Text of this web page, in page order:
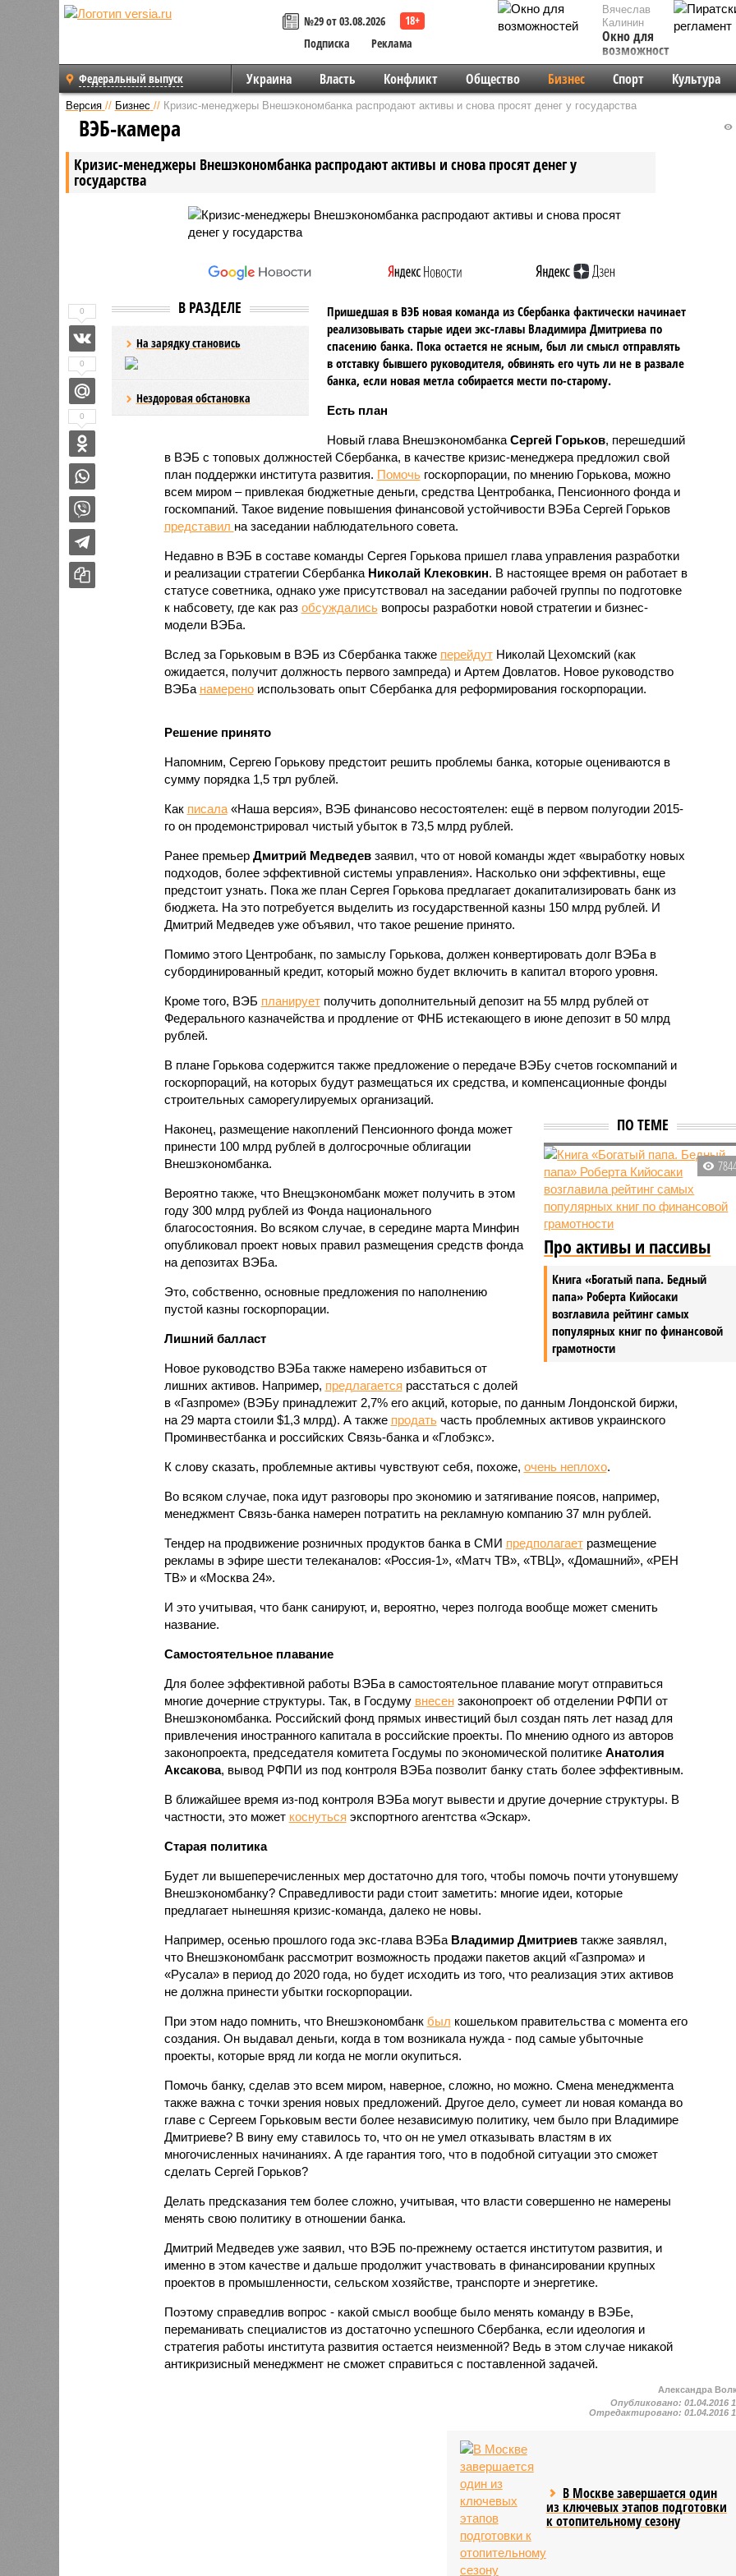
№29 от 03.08.2026
Подписка
Реклама
Вячеслав
Калинин
Окно для
возможностей
Федеральный выпуск Украина Власть Конфликт Общество Бизнес Спорт Культура
Версия // Бизнес // Кризис-менеджеры Внешэкономбанка распродают активы и снова просят денег у государства
Кризис-менеджеры Внешэкономбанка распродают активы и снова просят денег у
государства
ВЭБ-камера
В РАЗДЕЛЕ
На зарядку становись
Нездоровая обстановка
Пришедшая в ВЭБ новая команда из Сбербанка фактически начинает
реализовывать старые идеи экс-главы Владимира Дмитриева по
спасению банка. Пока остается не ясным, был ли смысл отправлять
в отставку бывшего руководителя, обвинять его чуть ли не в развале
банка, если новая метла собирается мести по-старому.
Есть план
Новый глава Внешэкономбанка Сергей Горьков, перешедший
в ВЭБ с топовых должностей Сбербанка, в качестве кризис-менеджера предложил свой
план поддержки института развития. Помочьгоскорпорации, по мнению Горькова, можно
всем миром – привлекая бюджетные деньги, средства Центробанка, Пенсионного фонда и
госкомпаний. Такое видение повышения финансовой устойчивости ВЭБа Сергей Горьков
представил на заседании наблюдательного совета.
Недавно в ВЭБ в составе команды Сергея Горькова пришел глава управления разработки
и реализации стратегии Сбербанка Николай Клековкин. В настоящее время он работает в
статусе советника, однако уже присутствовал на заседании рабочей группы по подготовке
к набсовету, где как раз обсуждалисьвопросы разработки новой стратегии и бизнес-
модели ВЭБа.
Вслед за Горьковым в ВЭБ из Сбербанка также перейдутНиколай Цехомский (как
ожидается, получит должность первого зампреда) и Артем Довлатов. Новое руководство
ВЭБа намереноиспользовать опыт Сбербанка для реформирования госкорпорации.
Решение принято
Напомним, Сергею Горькову предстоит решить проблемы банка, которые оцениваются в
сумму порядка 1,5 трл рублей.
Как писала«Наша версия», ВЭБ финансово несостоятелен: ещё в первом полугодии 2015-
го он продемонстрировал чистый убыток в 73,5 млрд рублей.
Ранее премьер Дмитрий Медведевзаявил, что от новой команды ждет «выработку новых
подходов, более эффективной системы управления». Насколько они эффективны, еще
предстоит узнать. Пока же план Сергея Горькова предлагает докапитализировать банк из
бюджета. На это потребуется выделить из государственной казны 150 млрд рублей. И
Дмитрий Медведев уже объявил, что такое решение принято.
Помимо этого Центробанк, по замыслу Горькова, должен конвертировать долг ВЭБа в
субординированный кредит, который можно будет включить в капитал второго уровня.
Кроме того, ВЭБ планируетполучить дополнительный депозит на 55 млрд рублей от
Федерального казначейства и продление от ФНБ истекающего в июне депозит в 50 млрд
рублей.
В плане Горькова содержится также предложение о передаче ВЭБу счетов госкомпаний и
госкорпораций, на которых будут размещаться их средства, и компенсационные фонды
строительных саморегулируемых организаций.
ПО ТЕМЕ
Про активы и пассивы
Книга «Богатый папа. Бедный
папа» Роберта Кийосаки
возглавила рейтинг самых
популярных книг по финансовой
грамотности
Наконец, размещение накоплений Пенсионного фонда может
принести 100 млрд рублей в долгосрочные облигации
Внешэкономбанка.
Вероятно также, что Внещэкономбанк может получить в этом
году 300 млрд рублей из Фонда национального
благосостояния. Во всяком случае, в середине марта Минфин
опубликовал проект новых правил размещения средств фонда
на депозитах ВЭБа.
Это, собственно, основные предложения по наполнению
пустой казны госкорпорации.
Лишний балласт
Новое руководство ВЭБа также намерено избавиться от
лишних активов. Например, предлагается расстаться с долей
в «Газпроме» (ВЭБу принадлежит 2,7% его акций, которые, по данным Лондонской биржи,
на 29 марта стоили $1,3 млрд). А также продатьчасть проблемных активов украинского
Проминвестбанка и российских Связь-банка и «Глобэкс».
К слову сказать, проблемные активы чувствуют себя, похоже, очень неплохо.
Во всяком случае, пока идут разговоры про экономию и затягивание поясов, например,
менеджмент Связь-банка намерен потратить на рекламную компанию 37 млн рублей.
Тендер на продвижение розничных продуктов банка в СМИ предполагаетразмещение
рекламы в эфире шести телеканалов: «Россия-1», «Матч ТВ», «ТВЦ», «Домашний», «РЕН
ТВ» и «Москва 24».
И это учитывая, что банк санируют, и, вероятно, через полгода вообще может сменить
название.
Самостоятельное плавание
Для более эффективной работы ВЭБа в самостоятельное плавание могут отправиться
многие дочерние структуры. Так, в Госдуму внесензаконопроект об отделении РФПИ от
Внешэкономбанка. Российский фонд прямых инвестиций был создан пять лет назад для
привлечения иностранного капитала в российские проекты. По мнению одного из авторов
законопроекта, председателя комитета Госдумы по экономической политике Анатолия
Аксакова, вывод РФПИ из под контроля ВЭБа позволит банку стать более эффективным.
В ближайшее время из-под контроля ВЭБа могут вывести и другие дочерние структуры. В
частности, это может коснуться экспортного агентства «Эскар».
Старая политика
Будет ли вышеперечисленных мер достаточно для того, чтобы помочь почти утонувшему
Внешэкономбанку? Справедливости ради стоит заметить: многие идеи, которые
предлагает нынешняя кризис-команда, далеко не новы.
Например, осенью прошлого года экс-глава ВЭБа Владимир Дмитриевтакже заявлял,
что Внешэкономбанк рассмотрит возможность продажи пакетов акций «Газпрома» и
«Русала» в период до 2020 года, но будет исходить из того, что реализация этих активов
не должна принести убытки госкорпорации.
При этом надо помнить, что Внешэкономбанк был кошельком правительства с момента его
создания. Он выдавал деньги, когда в том возникала нужда - под самые убыточные
проекты, которые вряд ли когда не могли окупиться.
Помочь банку, сделав это всем миром, наверное, сложно, но можно. Смена менеджмента
также важна с точки зрения новых предложений. Другое дело, сумеет ли новая команда во
главе с Сергеем Горьковым вести более независимую политику, чем было при Владимире
Дмитриеве? В вину ему ставилось то, что он не умел отказывать властям в их
многочисленных начинаниях. А где гарантия того, что в подобной ситуации это сможет
сделать Сергей Горьков?
Делать предсказания тем более сложно, учитывая, что власти совершенно не намерены
менять свою политику в отношении банка.
Дмитрий Медведев уже заявил, что ВЭБ по-прежнему остается институтом развития, и
именно в этом качестве и дальше продолжит участвовать в финансировании крупных
проектов в промышленности, сельском хозяйстве, транспорте и энергетике.
Поэтому справедлив вопрос - какой смысл вообще было менять команду в ВЭБе,
переманивать специалистов из достаточно успешного Сбербанка, если идеология и
стратегия работы института развития остается неизменной? Ведь в этом случае никакой
антикризисный менеджмент не сможет справиться с поставленной задачей.
0
0
0
Александра
Опубликовано:01.04.2016
Отредактировано:01.04.2016
В Москве завершается один
из ключевых этапов подготовки
к отопительному сезону